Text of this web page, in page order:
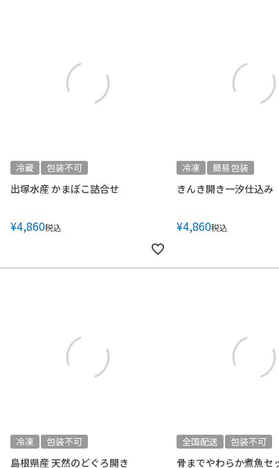
冷蔵 包装不可
出塚水産 かまぼこ詰合せ
¥4,860税込
冷凍 簡易包装
きんき開き一汐仕込み
¥4,860税込
冷凍 包装不可
島根県産 天然のどぐろ開き
全国配送 包装不可
骨までやわらか煮魚セ